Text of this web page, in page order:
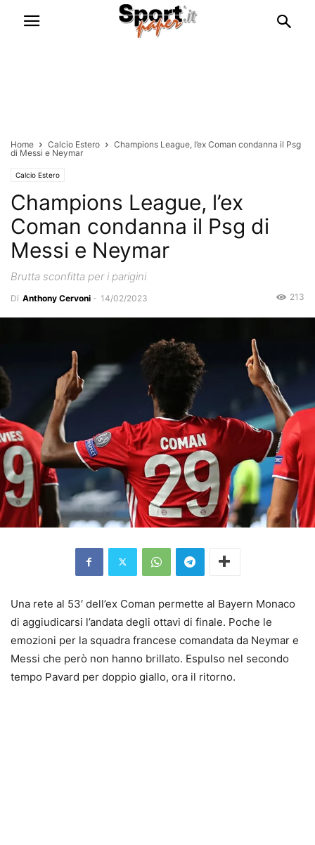
Home Calcio Estero
Champions League, l’ex Coman condanna il Psg
di Messi e Neymar
Calcio Estero
Champions League, l’ex
Coman condanna il Psg di
Messi e Neymar
Brutta sconfitta per i parigini
Di Anthony Cervoni - 14/02/2023 213
Una rete al 53′ dell’ex Coman permette al Bayern Monaco
di aggiudicarsi l’andata degli ottavi di finale. Poche le
emozioni per la squadra francese comandata da Neymar e
Messi che però non hanno brillato. Espulso nel secondo
tempo Pavard per doppio giallo, ora il ritorno.